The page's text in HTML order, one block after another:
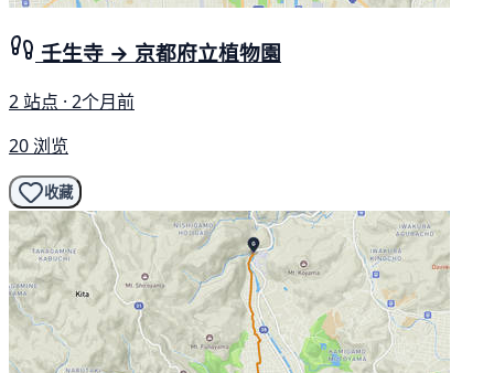
壬生寺 → 京都府立植物園
2 站点 · 2个月前
20 浏览
收藏